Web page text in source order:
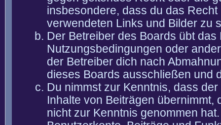
insbesondere, dass du das
verwendeten Links und Bilder zu
Der Betreiber des Boards übt
Nutzungsbedingungen oder
der Betreiber dich nach
dieses Boards ausschließen und
Du nimmst zur Kenntnis, dass
Inhalte von Beiträgen übernimmt,
nicht zur Kenntnis genommen